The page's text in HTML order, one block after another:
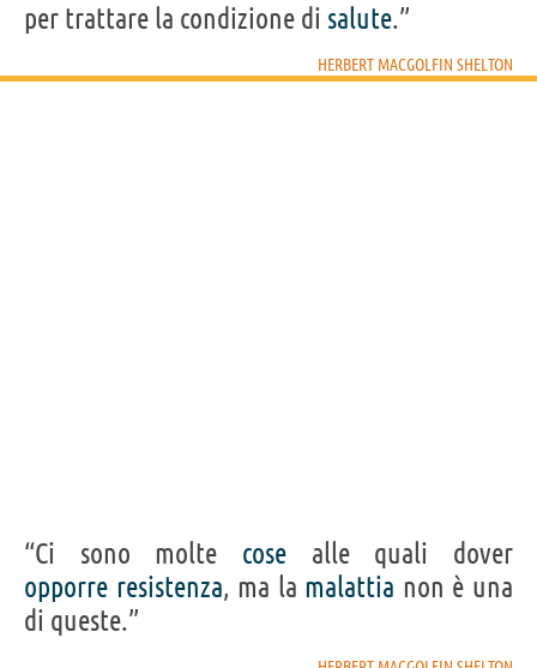
per trattare la condizione di salute.”
HERBERT MACGOLFIN SHELTON
“Ci sono molte cose alle quali dover
opporre resistenza, ma la malattia non è una
di queste.”